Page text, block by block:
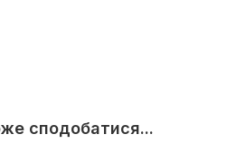
сподобатися...